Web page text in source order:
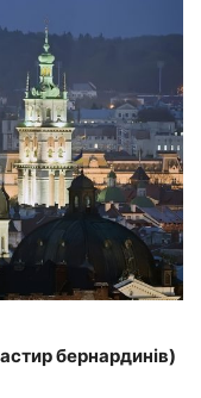
бернардинів)